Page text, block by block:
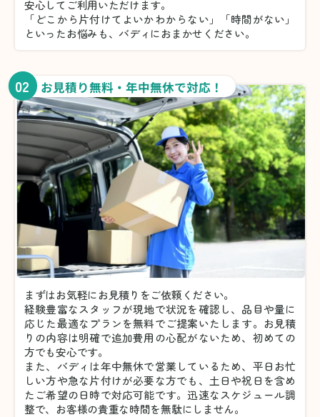
安心してご利用いただけます。
「どこから片付けてよいかわからない」「時間がない」
といったお悩みも、バディにおまかせください。
02 お見積り無料・年中無休で対応！
まずはお気軽にお見積りをご依頼ください。
経験豊富なスタッフが現地で状況を確認し、品目や量に
応じた最適なプランを無料でご提案いたします。お見積
りの内容は明確で追加費用の心配がないため、初めての
方でも安心です。
また、バディは年中無休で営業しているため、平日お忙
しい方や急な片付けが必要な方でも、土日や祝日を含め
たご希望の日時で対応可能です。迅速なスケジュール調
整で、お客様の貴重な時間を無駄にしません。